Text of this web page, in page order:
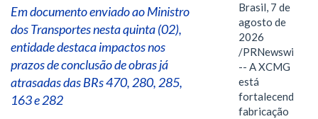
Em documento enviado ao Ministro
dos Transportes nesta quinta (02),
entidade destaca impactos nos
prazos de conclusão de obras já
atrasadas das BRs 470, 280, 285,
163 e 282
Brasil, 7 de
agosto de
2026
/PRNewswire/
-- A XCMG
está
fortalecendo a
fabricação